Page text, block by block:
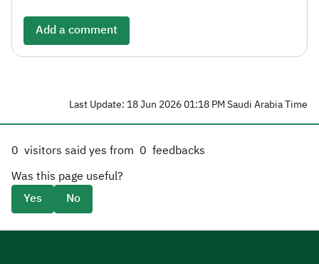
Add a comment
Last Update: 18 Jun 2026 01:18 PM Saudi Arabia Time
0 visitors said yes from 0 feedbacks
Was this page useful?
Yes
No